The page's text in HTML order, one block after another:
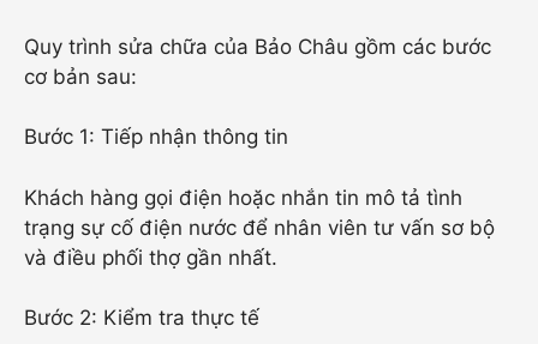
Quy trình sửa chữa của Bảo Châu gồm các bước
cơ bản sau:
Bước 1: Tiếp nhận thông tin
Khách hàng gọi điện hoặc nhắn tin mô tả tình
trạng sự cố điện nước để nhân viên tư vấn sơ bộ
và điều phối thợ gần nhất.
Bước 2: Kiểm tra thực tế